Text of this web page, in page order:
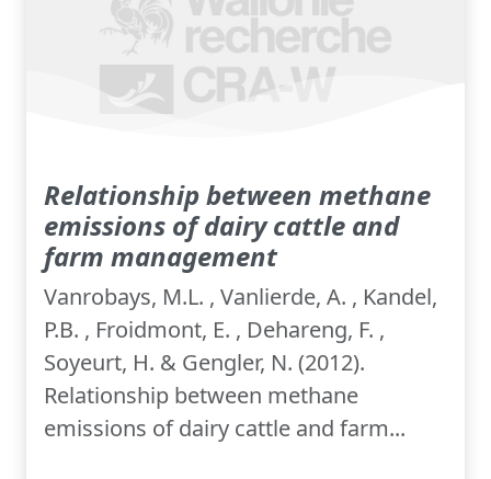
Relationship between methane
emissions of dairy cattle and
farm management
Vanrobays, M.L. , Vanlierde, A. , Kandel,
P.B. , Froidmont, E. , Dehareng, F. ,
Soyeurt, H. & Gengler, N. (2012).
Relationship between methane
emissions of dairy cattle and farm...